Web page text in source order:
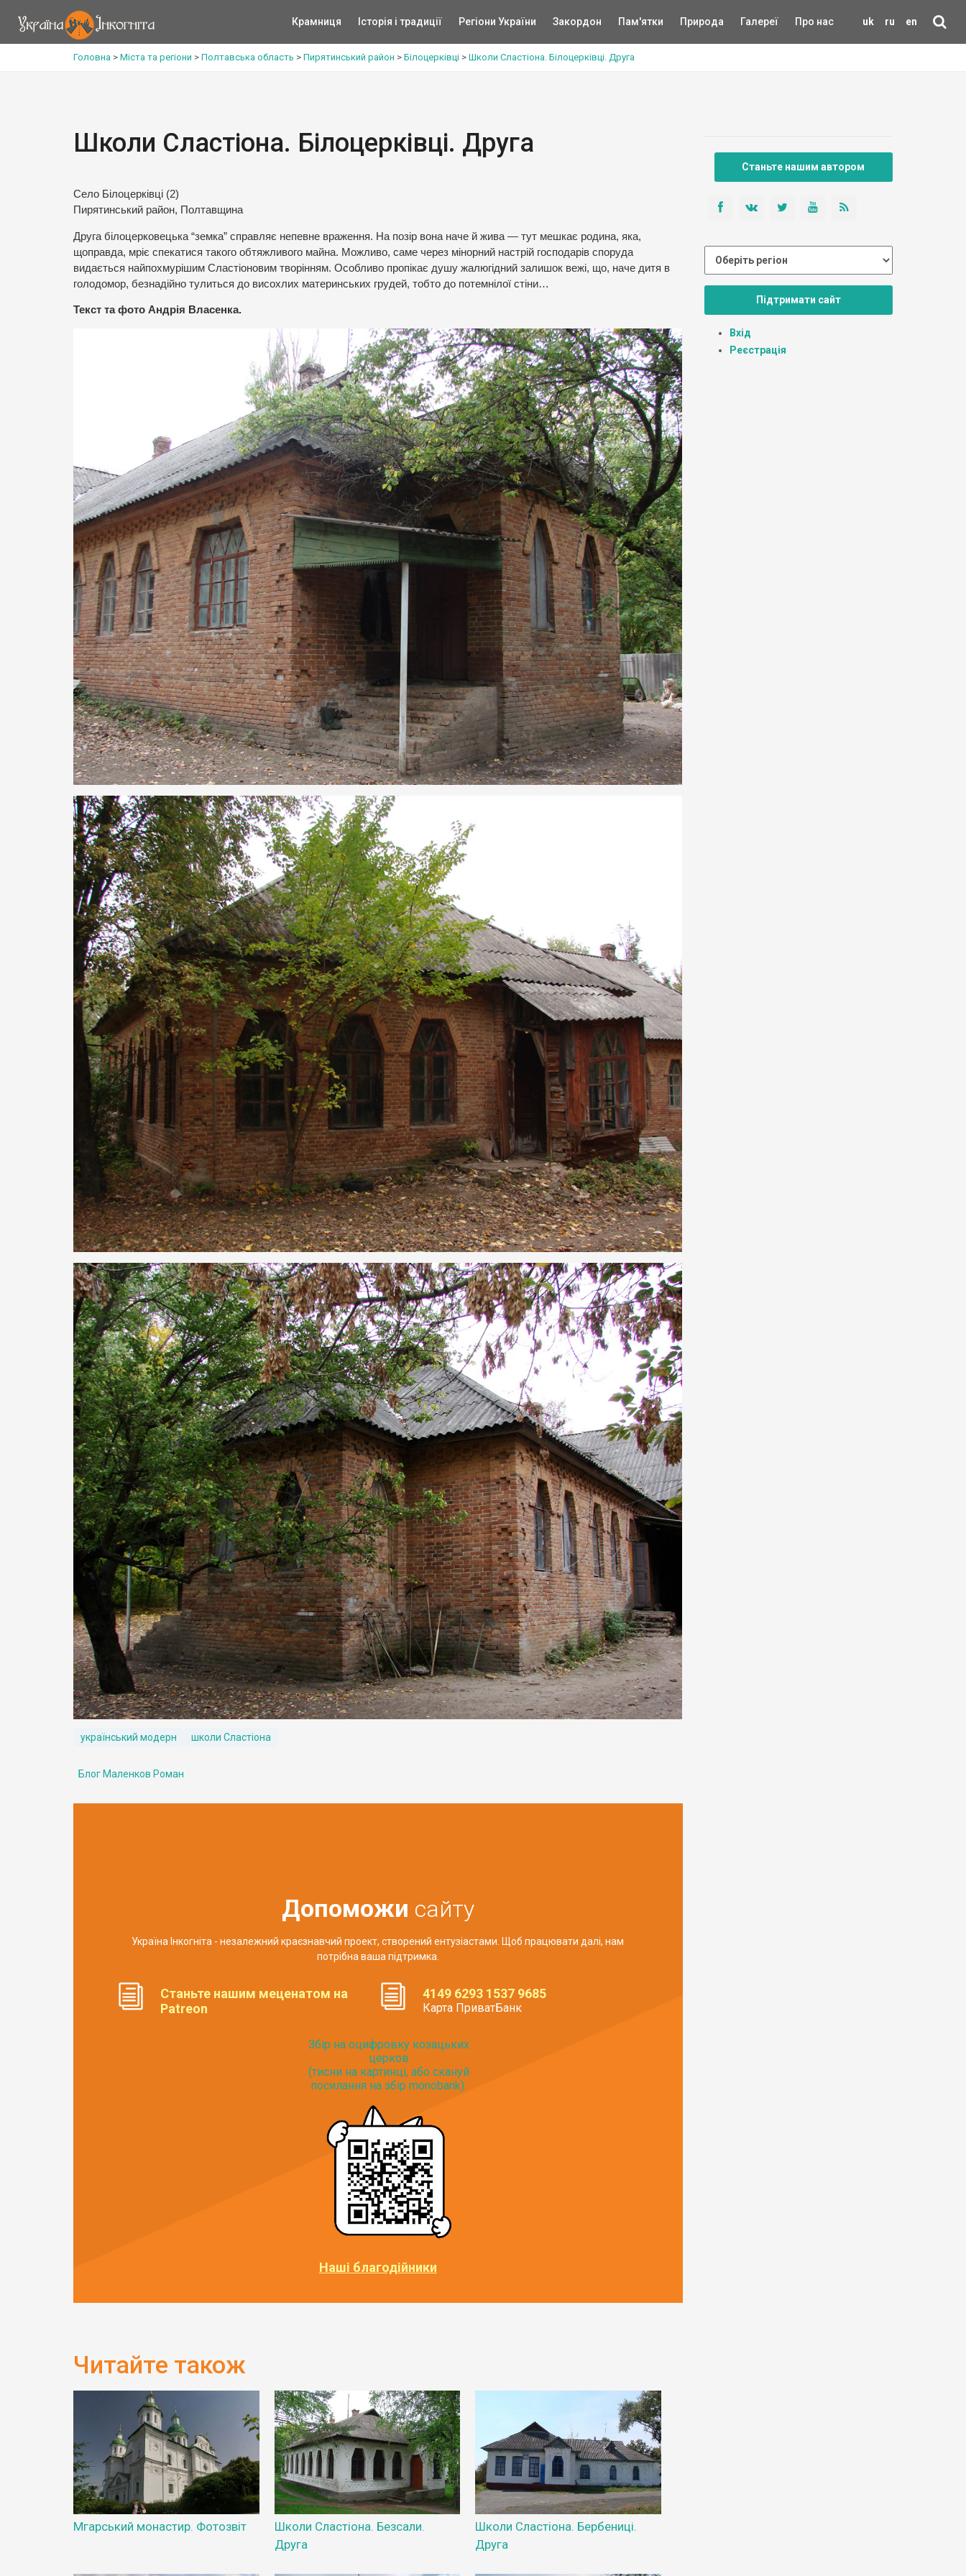
uk ru en
Крамниця Історія і традиції Регіони України Закордон Пам'ятки Природа Галереї Про нас
Головна > Міста та регіони > Полтавська область > Пирятинський район > Білоцерківці > Школи Сластіона. Білоцерківці. Друга
Школи Сластіона. Білоцерківці. Друга
Село Білоцерківці (2)
Пирятинський район, Полтавщина
Друга білоцерковецька “земка” справляє непевне враження. На позір вона наче й жива — тут мешкає родина, яка,
щоправда, мріє спекатися такого обтяжливого майна. Можливо, саме через мінорний настрій господарів споруда
видається найпохмурішим Сластіоновим творінням. Особливо пропікає душу жалюгідний залишок вежі, що, наче дитя в
голодомор, безнадійно тулиться до висохлих материнських грудей, тобто до потемнілої стіни…
Текст та фото Андрія Власенка.
український модерн школи Сластіона
Блог Маленков Роман
Допоможи сайту
Україна Інкогніта - незалежний краєзнавчий проект, створений ентузіастами. Щоб працювати далі, нам
потрібна ваша підтримка.
Станьте нашим меценатом на
Patreon
4149 6293 1537 9685
Карта ПриватБанк
Збір на оцифровку козацьких
церков
(тисни на картинці, або скануй
посилання на збір monobank):
Наші благодійники
Читайте також
Мгарський монастир. Фотозвіт
Школи Сластіона. Безсали.
Друга
Школи Сластіона. Бербениці.
Друга
Станьте нашим автором
Підтримати сайт
Вхід
Реєстрація